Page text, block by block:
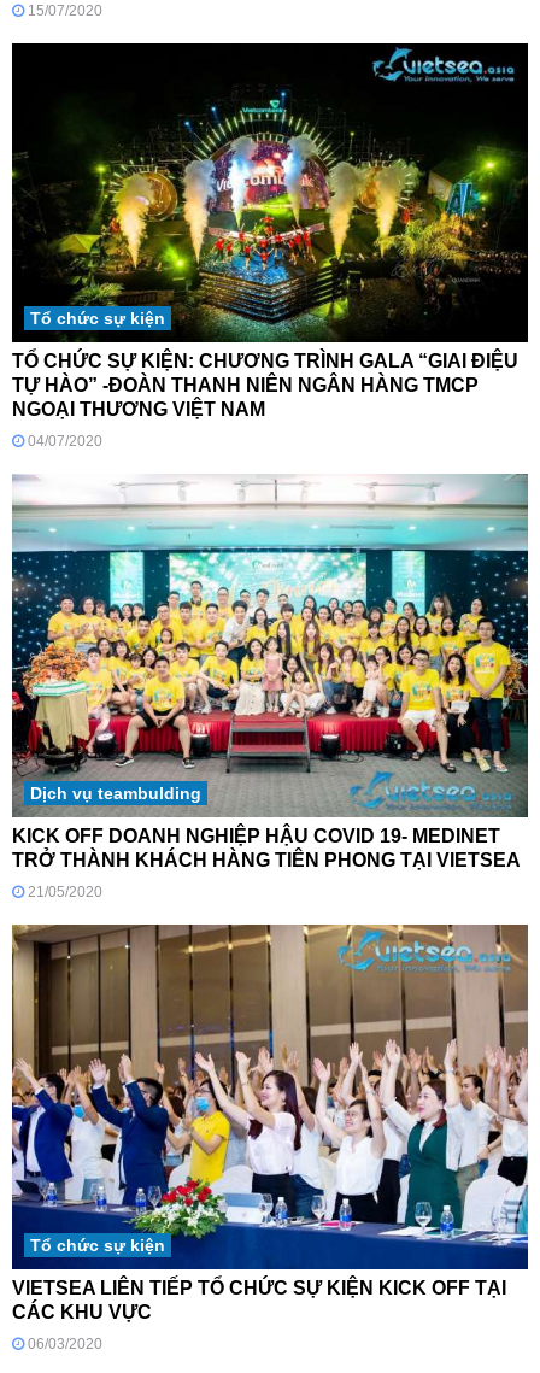
15/07/2020
Tổ chức sự kiện
TỔ CHỨC SỰ KIỆN: CHƯƠNG TRÌNH GALA “GIAI ĐIỆU
TỰ HÀO” -ĐOÀN THANH NIÊN NGÂN HÀNG TMCP
NGOẠI THƯƠNG VIỆT NAM
04/07/2020
Dịch vụ teambulding
KICK OFF DOANH NGHIỆP HẬU COVID 19- MEDINET
TRỞ THÀNH KHÁCH HÀNG TIÊN PHONG TẠI VIETSEA
21/05/2020
Tổ chức sự kiện
VIETSEA LIÊN TIẾP TỔ CHỨC SỰ KIỆN KICK OFF TẠI
CÁC KHU VỰC
06/03/2020